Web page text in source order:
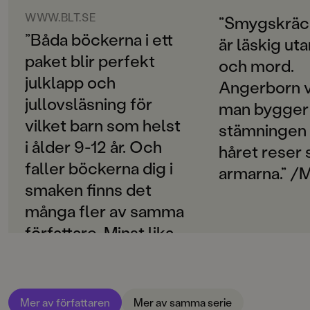
Sal 305är en fristående fortsättning på Rum 213.
Svenska
SPRÅK
Svenska
SERIE
Mebeltrilogin
PUBLICERINGSDATUM
2016-05-23
LÄSORDNING
Produktion
MILJÖMÄRKNING
WWW.BLT.SE
”Båda böckerna i ett
paket blir perfekt
julklapp och
jullovsläsning för
vilket barn som helst
i ålder 9-12 år. Och
faller böckerna dig i
smaken finns det
många fler av samma
författare. Minst lika
är läskig
och mord.
Angerborn
man
stämningen
håret reser
armarna.” /
Mer av författaren Mer av samma serie